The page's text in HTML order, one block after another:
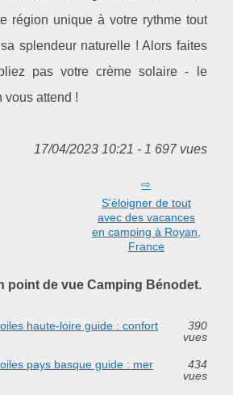
région unique à votre rythme tout
splendeur naturelle ! Alors faites
pas votre crème solaire - le
vous attend !
17/04/2023 10:21 - 1 697 vues
S'éloigner de tout
avec des vacances
en camping à Royan,
France
point de vue Camping Bénodet.
haute-loire guide : confort
390
vues
pays basque guide : mer
434
vues